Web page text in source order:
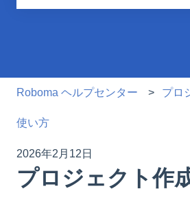
Roboma ヘルプセンター プロ
使い方
2026年2月12日
プロジェクト作